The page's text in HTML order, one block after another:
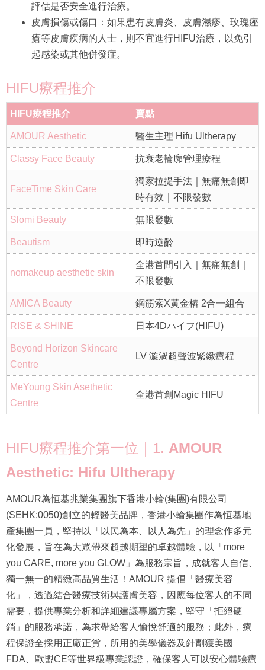
評估是否安全進行治療。
皮膚損傷或傷口：如果患有皮膚炎、皮膚濕疹、玫瑰痤
瘡等皮膚疾病的人士，則不宜進行HIFU治療，以免引
起感染或其他併發症。
HIFU療程推介
HIFU療程推介 賣點
AMOUR Aesthetic 醫生主理 Hifu Ultherapy
Classy Face Beauty 抗衰老輪廓管理療程
FaceTime Skin Care
獨家拉提手法｜無痛無創即
時有效｜不限發數
Slomi Beauty 無限發數
Beautism 即時逆齡
nomakeup aesthetic skin
全港首間引入｜無痛無創｜
不限發數
AMICA Beauty 鋼筋索X黃金樁 2合一組合
RISE & SHINE 日本4Dハイフ(HIFU)
Beyond Horizon Skincare
Centre
LV 漩渦超聲波緊緻療程
MeYoung Skin Asethetic
Centre
全港首創Magic HIFU
HIFU療程推介第一位｜1. AMOUR
Aesthetic: Hifu Ultherapy
AMOUR為恒基兆業集團旗下香港小輪(集團)有限公司
(SEHK:0050)創立的輕醫美品牌，香港小輪集團作為恒基地
產集團一員，堅持以「以民為本、以人為先」的理念作多元
化發展，旨在為大眾帶來超越期望的卓越體驗，以「more
you CARE, more you GLOW」為服務宗旨，成就客人自信、
獨一無一的精緻高品質生活！AMOUR 提倡「醫療美容
化」，透過結合醫療技術與護膚美容，因應每位客人的不同
需要，提供專業分析和詳細建議專屬方案，堅守「拒絕硬
銷」的服務承諾，為求帶給客人愉悅舒適的服務；此外，療
程保證全採用正廠正貨，所用的美學儀器及針劑獲美國
FDA、歐盟CE等世界級專業認證，確保客人可以安心體驗療